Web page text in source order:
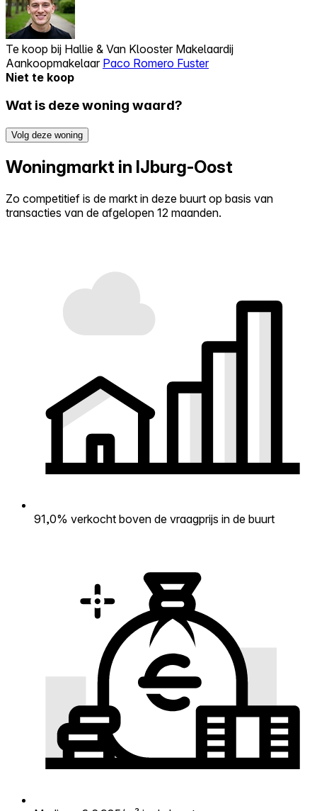
Te koop bij Hallie & Van Klooster Makelaardij
Aankoopmakelaar Paco Romero Fuster
Niet te koop
Wat is deze woning waard?
Volg deze woning
Woningmarkt in IJburg-Oost
Zo competitief is de markt in deze buurt op basis van
transacties van de afgelopen 12 maanden.
91,0% verkocht boven de vraagprijs in de buurt